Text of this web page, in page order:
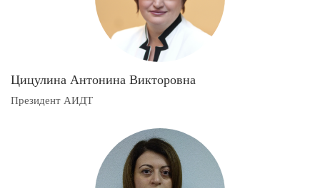
Цицулина Антонина Викторовна
Президент АИДТ